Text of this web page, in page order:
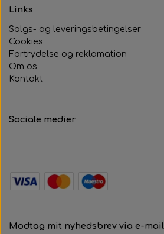
Links
Salgs- og leveringsbetingelser
Cookies
Fortrydelse og reklamation
Om os
Kontakt
Sociale medier
Modtag mit nyhedsbrev via e-mail